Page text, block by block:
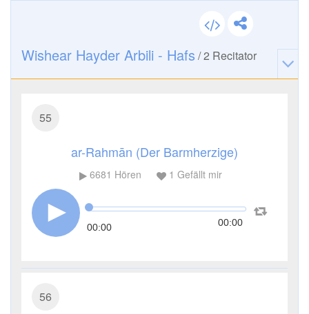
Wishear Hayder Arbili - Hafs /2 Recitator
55
ar-Rahmān (Der Barmherzige)
6681 Hören 1 Gefällt mir
00:00 00:00
56